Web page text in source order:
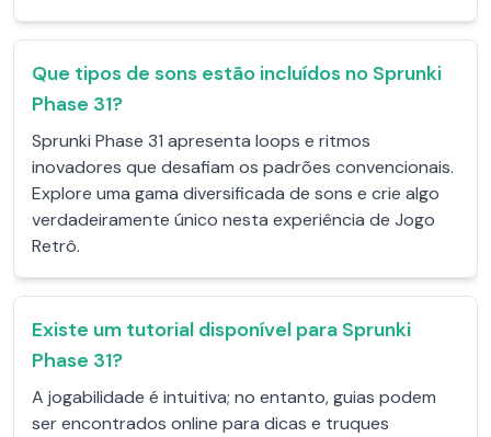
Que tipos de sons estão incluídos no Sprunki
Phase 31?
Sprunki Phase 31 apresenta loops e ritmos
inovadores que desafiam os padrões convencionais.
Explore uma gama diversificada de sons e crie algo
verdadeiramente único nesta experiência de Jogo
Retrô.
Existe um tutorial disponível para Sprunki
Phase 31?
A jogabilidade é intuitiva; no entanto, guias podem
ser encontrados online para dicas e truques